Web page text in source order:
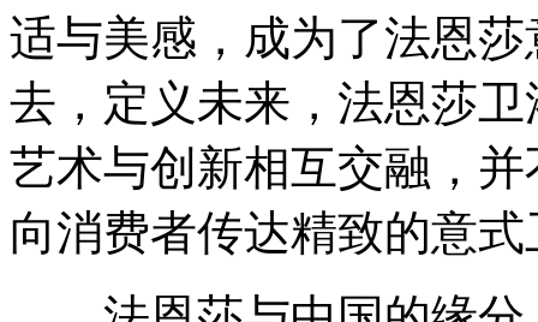
适与美感，成为了法恩
去，定义未来，法恩莎
艺术与创新相互交融，
向消费者传达精致的意